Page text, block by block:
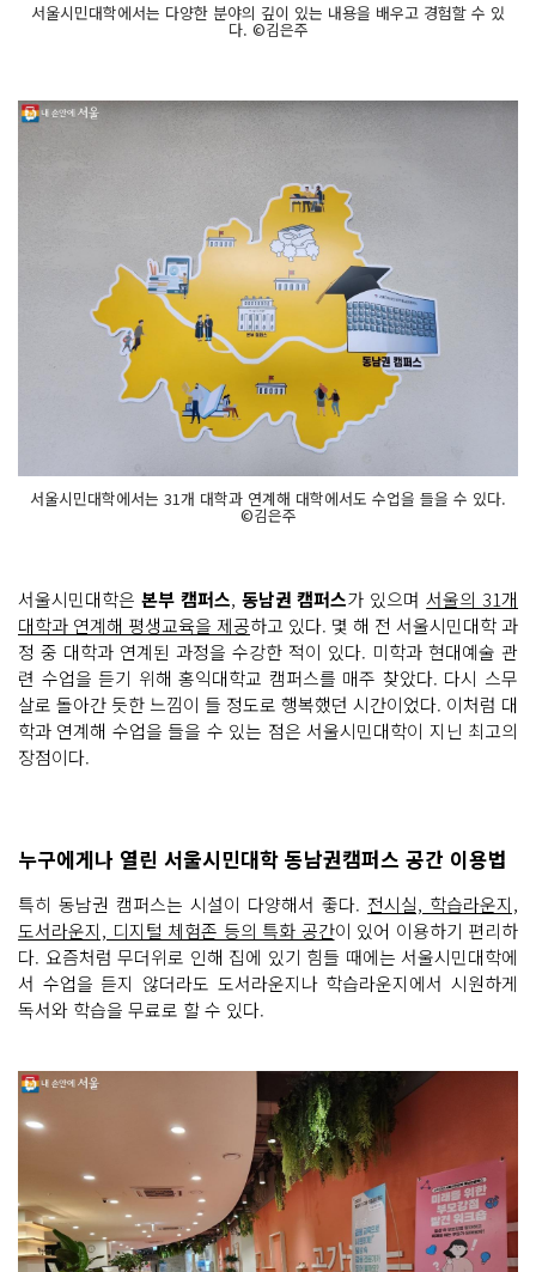
서울시민대학에서는 다양한 분야의 깊이 있는 내용을 배우고 경험할 수 있
다. ©김은주
서울시민대학에서는 31개 대학과 연계해 대학에서도 수업을 들을 수 있다.
©김은주
서울시민대학은 본부 캠퍼스, 동남권 캠퍼스가 있으며서울의 31개
대학과 연계해 평생교육을 제공하고 있다. 몇 해 전 서울시민대학 과
정 중 대학과 연계된 과정을 수강한 적이 있다. 미학과 현대예술 관
련 수업을 듣기 위해 홍익대학교 캠퍼스를 매주 찾았다. 다시 스무
살로 돌아간 듯한 느낌이 들 정도로 행복했던 시간이었다. 이처럼 대
학과 연계해 수업을 들을 수 있는 점은 서울시민대학이 지닌 최고의
장점이다.
누구에게나 열린 서울시민대학 동남권캠퍼스 공간 이용법
특히 동남권 캠퍼스는 시설이 다양해서 좋다. 전시실, 학습라운지,
도서라운지, 디지털 체험존 등의 특화 공간이 있어 이용하기 편리하
다. 요즘처럼 무더위로 인해 집에 있기 힘들 때에는 서울시민대학에
서 수업을 듣지 않더라도 도서라운지나 학습라운지에서 시원하게
독서와 학습을 무료로 할 수 있다.